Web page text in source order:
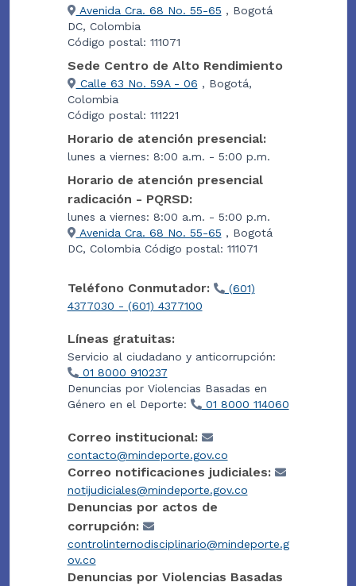
Avenida Cra. 68 No. 55-65 , Bogotá
DC, Colombia
Código postal: 111071
Sede Centro de Alto Rendimiento
Calle 63 No. 59A - 06 , Bogotá,
Colombia
Código postal: 111221
Horario de atención presencial:
lunes a viernes: 8:00 a.m. - 5:00 p.m.
Horario de atención presencial
radicación - PQRSD:
lunes a viernes: 8:00 a.m. - 5:00 p.m.
Avenida Cra. 68 No. 55-65 , Bogotá
DC, Colombia Código postal: 111071
Teléfono Conmutador:
(601)
4377030 - (601) 4377100
Líneas gratuitas:
Servicio al ciudadano y anticorrupción:
01 8000 910237
Denuncias por Violencias Basadas en
Género en el Deporte:
01 8000 114060
Correo institucional:
contacto@mindeporte.gov.co
Correo notificaciones judiciales:
notijudiciales@mindeporte.gov.co
Denuncias por actos de
corrupción:
controlinternodisciplinario@mindeporte.g
ov.co
Denuncias por Violencias Basadas